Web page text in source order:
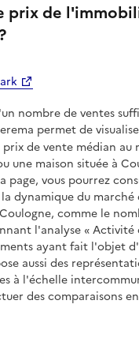
prix de
nombre de ventes
permet de
prix de vente médian au
une maison située à
page, vous pourrez
dynamique du marché
comme le
l'analyse
Activité
ayant fait l'objet
aussi des
à l'échelle
des comparaisons